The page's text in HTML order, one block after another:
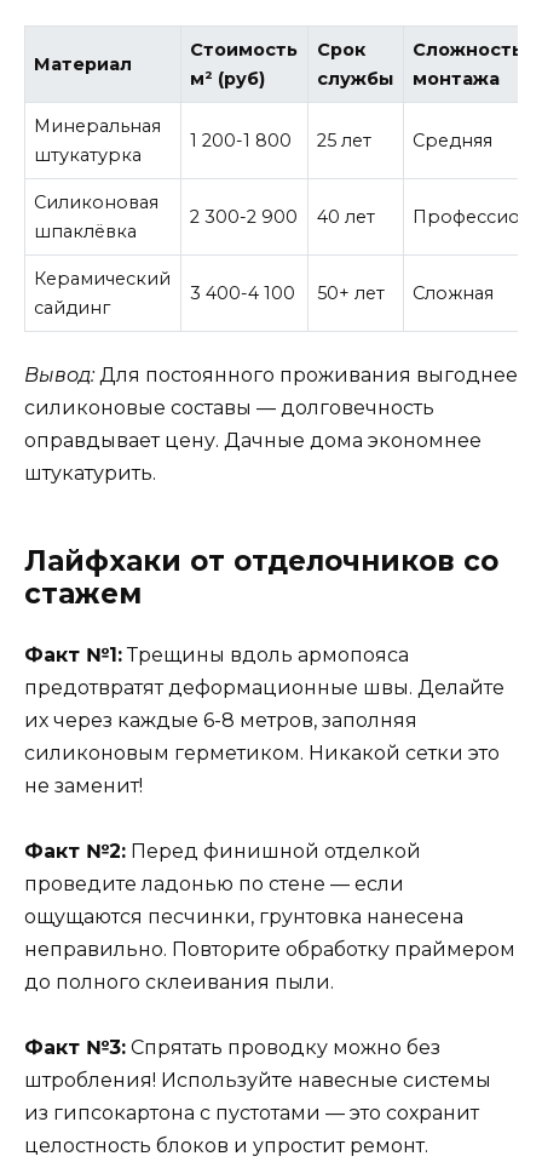
Материал
Стоимость
м² (руб)
Срок
службы
Сложность
монтажа
Минеральная
штукатурка
1 200-1 800 25 лет Средняя
Силиконовая
шпаклёвка
2 300-2 900 40 лет
Керамический
сайдинг
3 400-4 100 50+ лет Сложная
Вывод:Для постоянного проживания выгоднее
силиконовые составы — долговечность
оправдывает цену. Дачные дома экономнее
штукатурить.
Лайфхаки от отделочников со
стажем
Факт №1:Трещины вдоль армопояса
предотвратят деформационные швы. Делайте
их через каждые 6-8 метров, заполняя
силиконовым герметиком. Никакой сетки это
не заменит!
Факт №2: Перед финишной отделкой
проведите ладонью по стене — если
ощущаются песчинки, грунтовка нанесена
неправильно. Повторите обработку праймером
до полного склеивания пыли.
Факт №3: Спрятать проводку можно без
штробления! Используйте навесные системы
из гипсокартона с пустотами — это сохранит
целостность блоков и упростит ремонт.